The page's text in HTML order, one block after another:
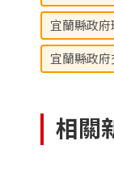
宜蘭縣政
宜蘭縣政
相關